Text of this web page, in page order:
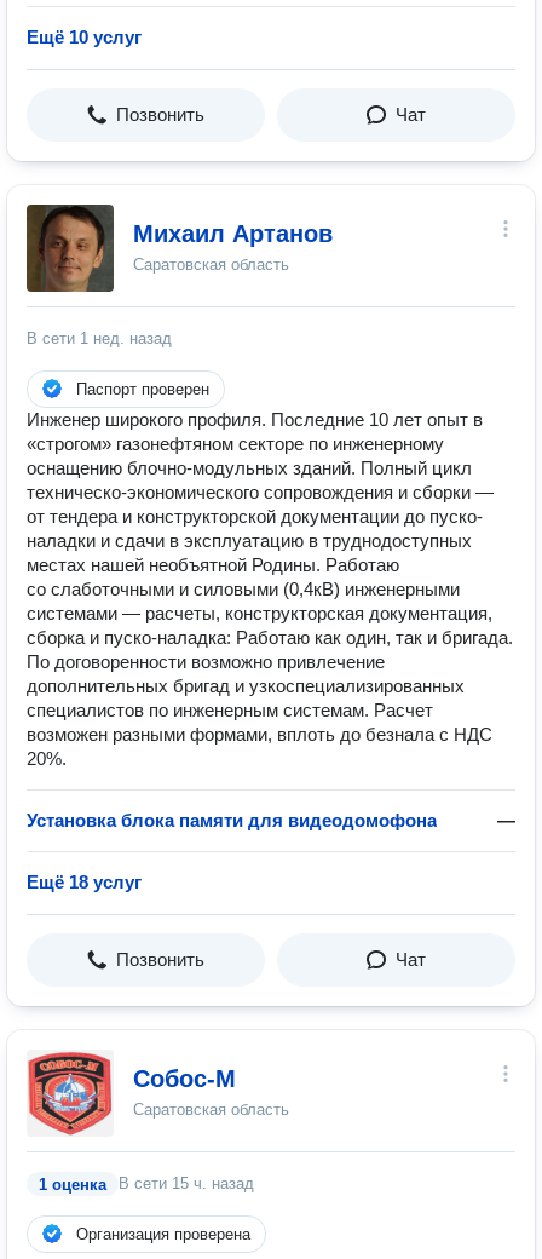
Ещё 10 услуг
Позвонить Чат
Михаил Артанов
Саратовская область
В сети 1 нед. назад
Паспорт проверен
Инженер широкого профиля. Последние 10 лет опыт в
«строгом» газонефтяном секторе по инженерному
оснащению блочно-модульных зданий. Полный цикл
техническо-экономического сопровождения и сборки —
от тендера и конструкторской документации до пуско-
наладки и сдачи в эксплуатацию в труднодоступных
местах нашей необъятной Родины. Работаю
со слаботочными и силовыми (0,4кВ) инженерными
системами — расчеты, конструкторская документация,
сборка и пуско-наладка: Работаю как один, так и бригада.
По договоренности возможно привлечение
дополнительных бригад и узкоспециализированных
специалистов по инженерным системам. Расчет
возможен разными формами, вплоть до безнала с НДС
20%.
Установка блока памяти для видеодомофона —
Ещё 18 услуг
Позвонить Чат
Собос-М
Саратовская область
1 оценка В сети 15 ч. назад
Организация проверена